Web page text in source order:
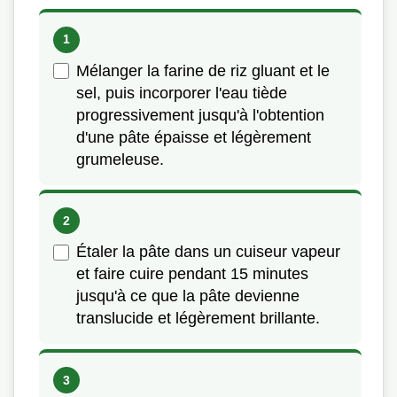
Mélanger la farine de riz gluant et le
sel, puis incorporer l'eau tiède
progressivement jusqu'à l'obtention
d'une pâte épaisse et légèrement
grumeleuse.
Étaler la pâte dans un cuiseur vapeur
et faire cuire pendant 15 minutes
jusqu'à ce que la pâte devienne
translucide et légèrement brillante.